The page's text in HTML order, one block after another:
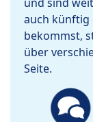
auch künftig
bekommst,
über
Seite.